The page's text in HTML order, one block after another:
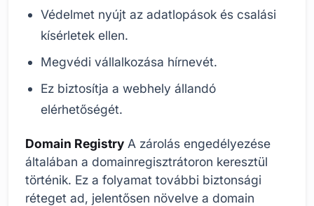
Védelmet nyújt az adatlopások és csalási
kísérletek ellen.
Megvédi vállalkozása hírnevét.
Ez biztosítja a webhely állandó
elérhetőségét.
Domain Registry A zárolás engedélyezése
általában a domainregisztrátoron keresztül
történik. Ez a folyamat további biztonsági
réteget ad, jelentősen növelve a domain